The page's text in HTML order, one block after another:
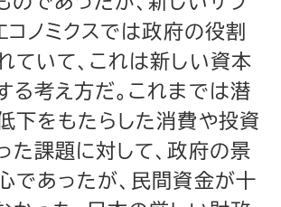
コノミクスでは政府の役割
ていて、これは新しい資本
る考え方だ。これまでは潜
下をもたらした消費や投資
た課題に対して、政府の景
であったが、民間資金が十